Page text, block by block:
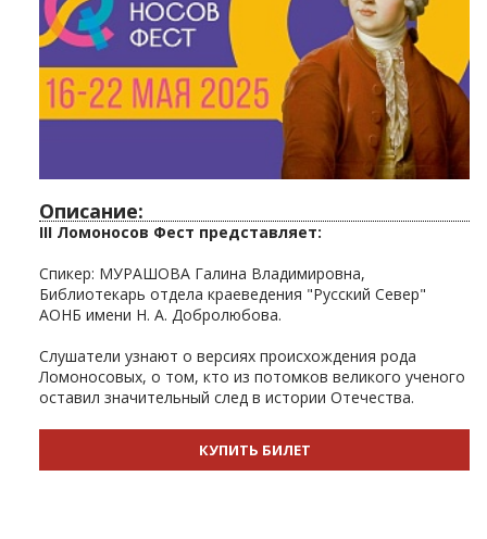
Описание:
III Ломоносов Фест представляет:
Спикер: МУРАШОВА Галина Владимировна,
Библиотекарь отдела краеведения "Русский Север"
АОНБ имени Н. А. Добролюбова.
Слушатели узнают о версиях происхождения рода
Ломоносовых, о том, кто из потомков великого ученого
оставил значительный след в истории Отечества.
КУПИТЬ БИЛЕТ